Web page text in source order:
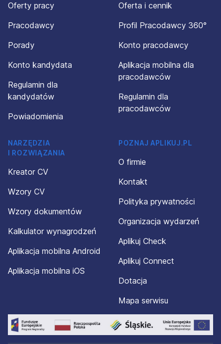
Oferty pracy
Pracodawcy
Porady
Konto kandydata
Regulamin dla
kandydatów
Powiadomienia
Oferta i cennik
Profil Pracodawcy 360°
Konto pracodawcy
Aplikacja mobilna dla
pracodawców
Regulamin dla
pracodawców
NARZĘDZIA
I ROZWIĄZANIA
Kreator CV
Wzory CV
Wzory dokumentów
Kalkulator wynagrodzeń
Aplikacja mobilna Android
Aplikacja mobilna iOS
POZNAJ APLIKUJ.PL
O firmie
Kontakt
Polityka prywatności
Organizacja wydarzeń
Aplikuj Check
Aplikuj Connect
Dotacja
Mapa serwisu